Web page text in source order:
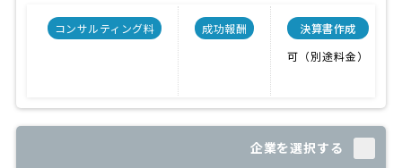
コンサルティング料 成功報酬
決算書作成
可（別途料金）
企業を選択する